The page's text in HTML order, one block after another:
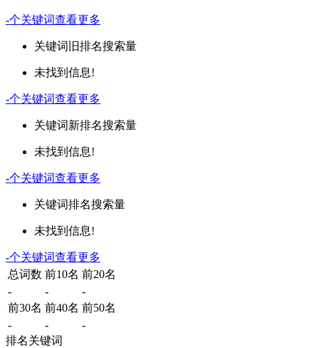
-个关键词查看更多
关键词 旧排名搜索量
未找到信息!
-个关键词查看更多
关键词新排名搜索量
未找到信息!
-个关键词查看更多
关键词排名搜索量
未找到信息!
-个关键词查看更多
总词数 前10名 前20名
-
-
-
前30名 前40名 前50名
-
-
-
排名关键词